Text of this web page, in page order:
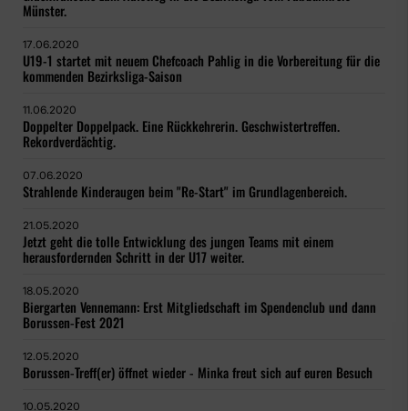
Münster.
17.06.2020
U19-1 startet mit neuem Chefcoach Pahlig in die Vorbereitung für die
kommenden Bezirksliga-Saison
11.06.2020
Doppelter Doppelpack. Eine Rückkehrerin. Geschwistertreffen.
Rekordverdächtig.
07.06.2020
Strahlende Kinderaugen beim "Re-Start" im Grundlagenbereich.
21.05.2020
Jetzt geht die tolle Entwicklung des jungen Teams mit einem
herausfordernden Schritt in der U17 weiter.
18.05.2020
Biergarten Vennemann: Erst Mitgliedschaft im Spendenclub und dann
Borussen-Fest 2021
12.05.2020
Borussen-Treff(er) öffnet wieder - Minka freut sich auf euren Besuch
10.05.2020